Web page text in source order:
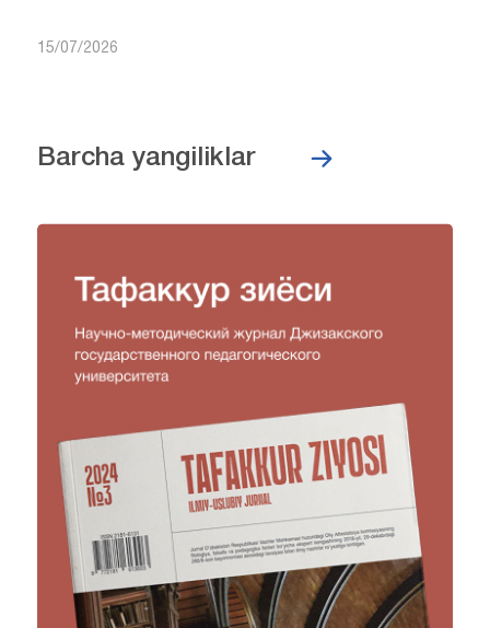
15/07/2026
Barcha yangiliklar